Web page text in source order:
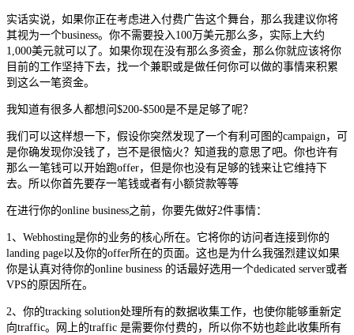
实话实说，如果你正在考虑进入付费广告这个舞台，那么我建议你将
其视为一个business。你不需要投入100万美元那么多，实际上大约
1,000美元就可以了。如果你现在没有那么多资金，那么你就应该将你
目前的工作坚持下去，找一个兼职或是做任何你可以做的事情来积累
到这么一笔资金。
我知道有很多人都想问$200-$500是不是足够了呢？
我们可以这样想一下，假设你突然发现了一个有利可图的campaign，可
是你确发现你没钱了，岂不是很恼火？知道我的意思了吧。你也许有
那么一笔钱可以开始跑offer，但是你也没有足够的钱来让它维持下
去。所以你首先要存一笔钱或者有小额贷款等等
在进行你的online business之前，你要先做好2件事情：
1、Webhosting是你的业务的核心所在。它将你的访问者连接到你的
landing page以及你的offer所在的页面。这也是为什么我强烈建议如果
你是认真对待你的online business 的话最好选用一个dedicated server或者
VPS的原因所在。
2、你的tracking solution处理所有的数据收集工作，也使你能够重新定
向traffic。网上的traffic 是需要你付费的，所以你不妨也趁此收集所有